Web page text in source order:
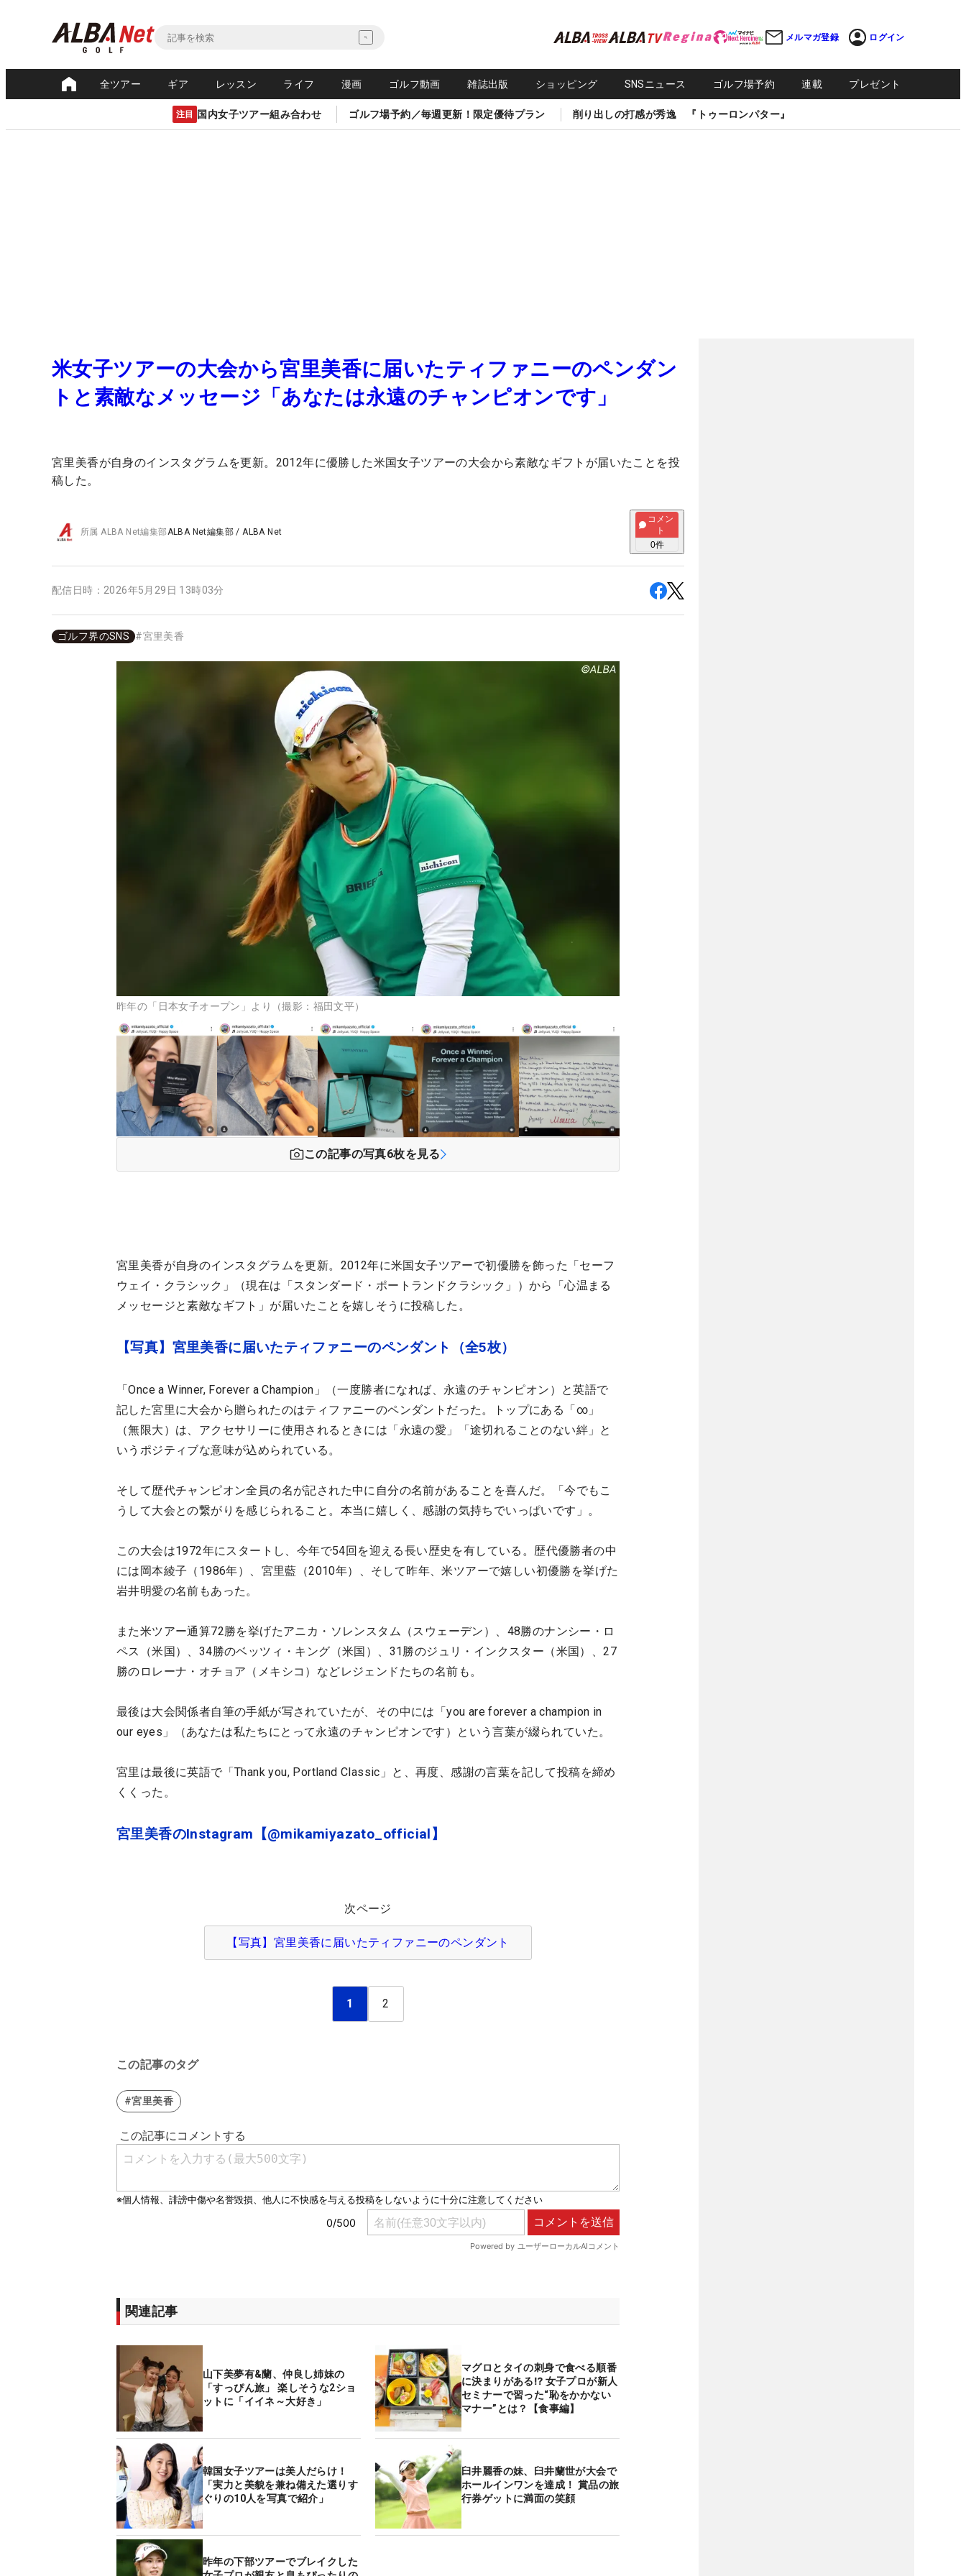
メルマガ登録 ログイン
全ツアー ギア レッスン ライフ 漫画 ゴルフ動画 雑誌出版 ショッピング SNSニュース ゴルフ場予約 連載 プレゼント
注目 国内女子ツアー組み合わせ ゴルフ場予約／毎週更新！限定優待プラン 削り出しの打感が秀逸 『トゥーロンパター』
米女子ツアーの大会から宮里美香に届いたティファニーのペンダン
トと素敵なメッセージ「あなたは永遠のチャンピオンです」
宮里美香が自身のインスタグラムを更新。2012年に優勝した米国女子ツアーの大会から素敵なギフトが届いたことを投
稿した。
所属ALBA Net編集部ALBA Net編集部 /ALBA Net
コメン
ト
0件
配信日時： 2026年5月29日 13時03分
ゴルフ界のSNS #宮里美香
昨年の「日本女子オープン」より（撮影：福田文平）
この記事の写真6枚を見る
宮里美香が自身のインスタグラムを更新。2012年に米国女子ツアーで初優勝を飾った「セーフ
ウェイ・クラシック」（現在は「スタンダード・ポートランドクラシック」）から「心温まる
メッセージと素敵なギフト」が届いたことを嬉しそうに投稿した。
【写真】宮里美香に届いたティファニーのペンダント（全5枚）
「Once a Winner, Forever a Champion」（一度勝者になれば、永遠のチャンピオン）と英語で
記した宮里に大会から贈られたのはティファニーのペンダントだった。トップにある「∞」
（無限大）は、アクセサリーに使用されるときには「永遠の愛」「途切れることのない絆」と
いうポジティブな意味が込められている。
そして歴代チャンピオン全員の名が記された中に自分の名前があることを喜んだ。「今でもこ
うして大会との繋がりを感じられること。本当に嬉しく、感謝の気持ちでいっぱいです」。
この大会は1972年にスタートし、今年で54回を迎える長い歴史を有している。歴代優勝者の中
には岡本綾子（1986年）、宮里藍（2010年）、そして昨年、米ツアーで嬉しい初優勝を挙げた
岩井明愛の名前もあった。
また米ツアー通算72勝を挙げたアニカ・ソレンスタム（スウェーデン）、48勝のナンシー・ロ
ペス（米国）、34勝のベッツィ・キング（米国）、31勝のジュリ・インクスター（米国）、27
勝のロレーナ・オチョア（メキシコ）などレジェンドたちの名前も。
最後は大会関係者自筆の手紙が写されていたが、その中には「you are forever a champion in
our eyes」（あなたは私たちにとって永遠のチャンピオンです）という言葉が綴られていた。
宮里は最後に英語で「Thank you, Portland Classic」と、再度、感謝の言葉を記して投稿を締め
くくった。
宮里美香のInstagram【@mikamiyazato_official】
次ページ
【写真】宮里美香に届いたティファニーのペンダント
1 2
この記事のタグ
#宮里美香
関連記事
山下美夢有&蘭、仲良し姉妹の
「すっぴん旅」 楽しそうな2ショ
ットに「イイネ～大好き」
マグロとタイの刺身で食べる順番
に決まりがある⁉ 女子プロが新人
セミナーで習った“恥をかかない
マナー”とは？【食事編】
韓国女子ツアーは美人だらけ！
「実力と美貌を兼ね備えた選りす
ぐりの10人を写真で紹介」
臼井麗香の妹、臼井蘭世が大会で
ホールインワンを達成！ 賞品の旅
行券ゲットに満面の笑顔
昨年の下部ツアーでブレイクした